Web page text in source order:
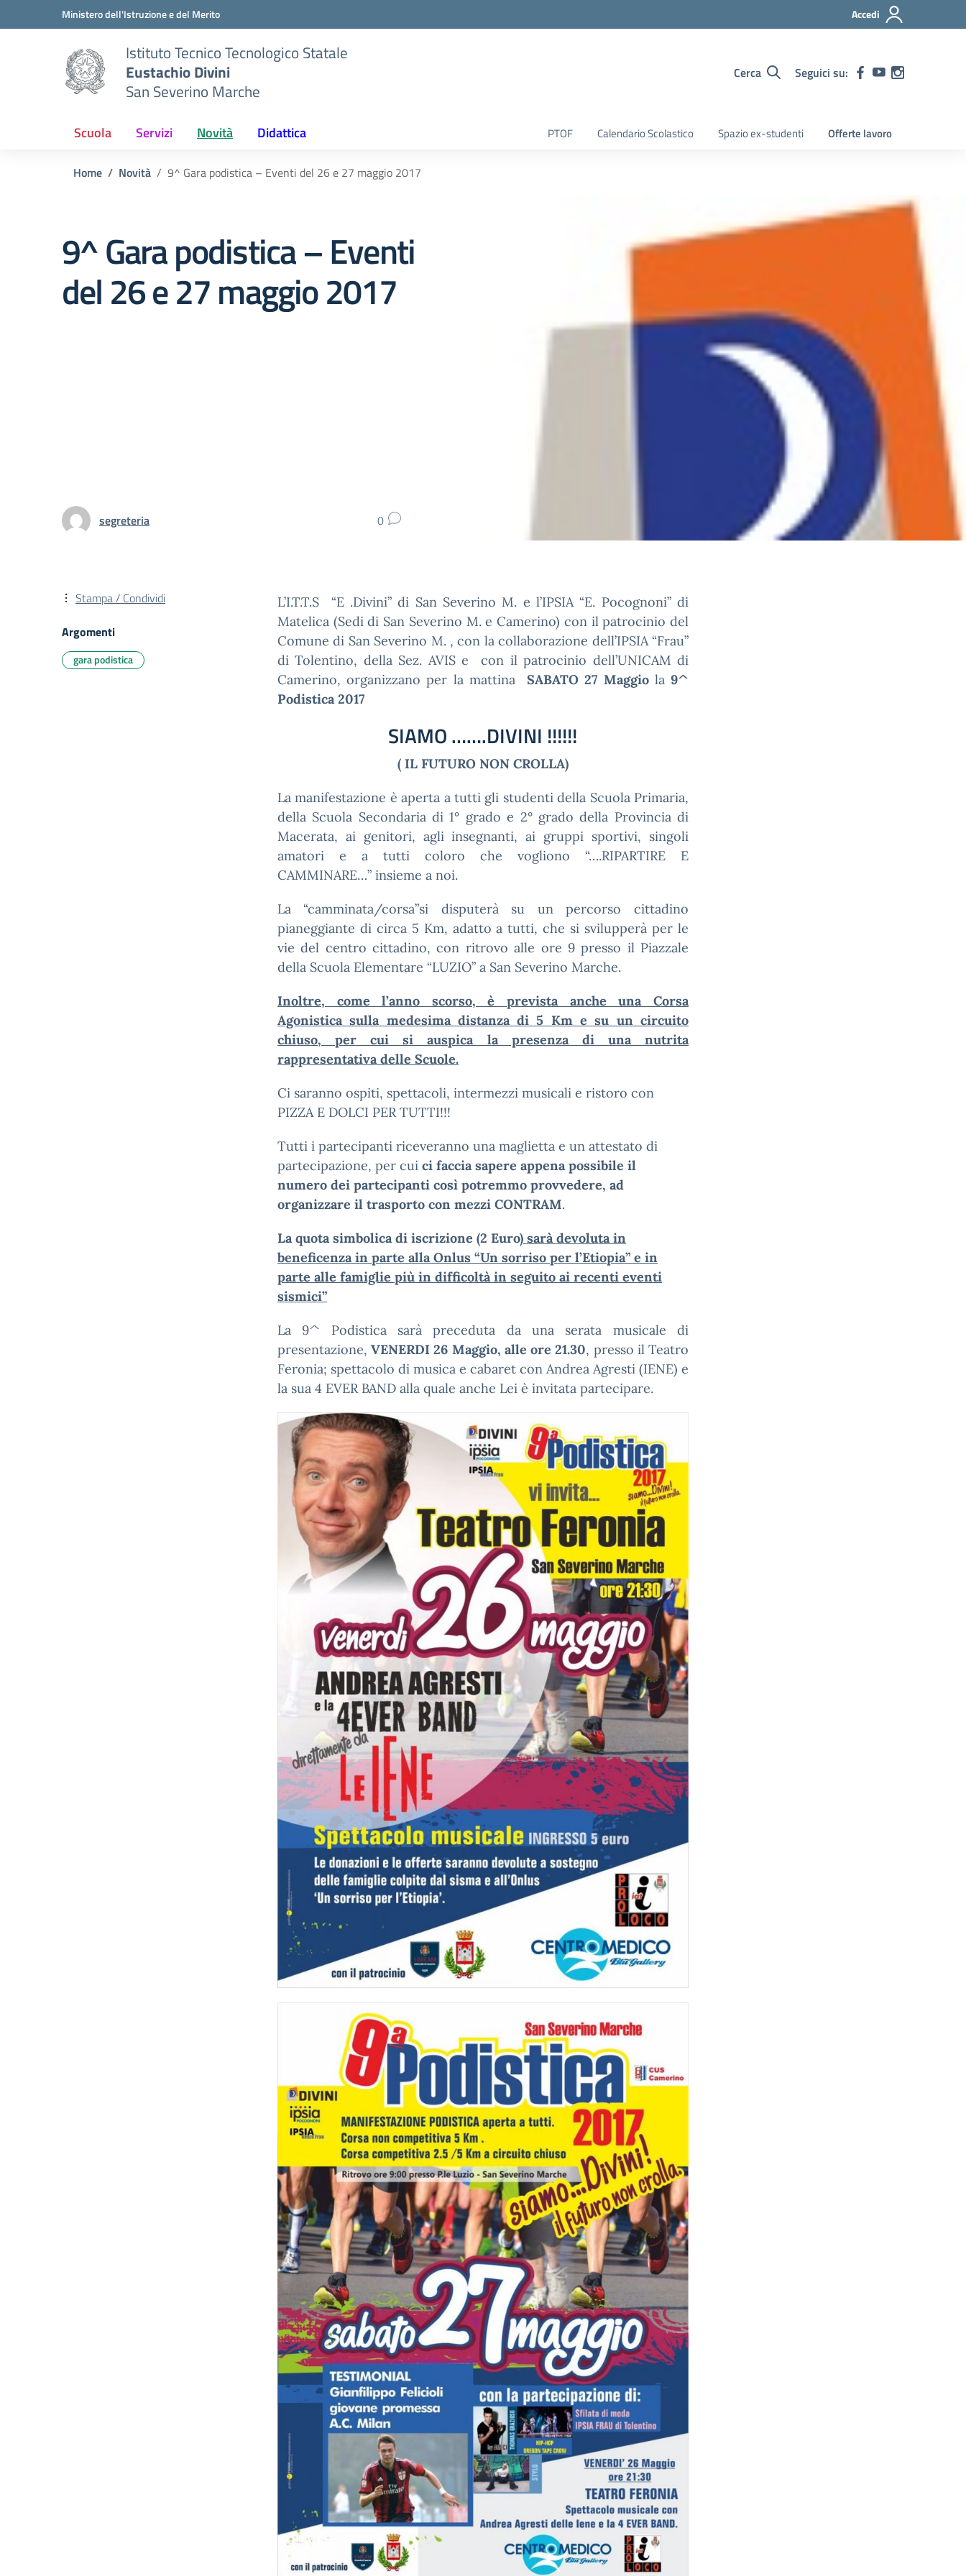
Vai ai contenuti
Vai al menu di navigazioneMinistero dell'Istruzione e del Merito Accedi
Istituto Tecnico Tecnologico Statale
Eustachio Divini
San Severino Marche
Cerca Seguici su:
Scuola Servizi Novità Didattica PTOF Calendario Scolastico Spazio ex-studenti Offerte lavoro
Home Novità 9^ Gara podistica – Eventi del 26 e 27 maggio 2017
9^ Gara podistica – Eventi
del 26 e 27 maggio 2017
segreteria 0
L’I.T.T.S “E .Divini” di San Severino M. e l’IPSIA “E. Pocognoni” di
Matelica (Sedi di San Severino M. e Camerino) con il patrocinio del
Comune di San Severino M. , con la collaborazione dell’IPSIA “Frau”
di Tolentino, della Sez. AVIS e con il patrocinio dell’UNICAM di
Camerino, organizzano per la mattinaSABATO 27 Maggio la9^
Podistica 2017
SIAMO …….DIVINI !!!!!!
( IL FUTURO NON CROLLA)
La manifestazione è aperta a tutti gli studenti della Scuola Primaria,
della Scuola Secondaria di 1° grado e 2° grado della Provincia di
Macerata, ai genitori, agli insegnanti, ai gruppi sportivi, singoli
amatori e a tutti coloro che vogliono “….RIPARTIRE E
CAMMINARE…” insieme a noi.
La “camminata/corsa”si disputerà su un percorso cittadino
pianeggiante di circa 5 Km, adatto a tutti, che si svilupperà per le
vie del centro cittadino, con ritrovo alle ore 9 presso il Piazzale
della Scuola Elementare “LUZIO” a San Severino Marche.
Inoltre, come l’anno scorso, è prevista anche una Corsa
Agonistica sulla medesima distanza di 5 Km e su un circuito
chiuso, per cui si auspica la presenza di una nutrita
rappresentativa delle Scuole.
Ci saranno ospiti, spettacoli, intermezzi musicali e ristoro con
PIZZA E DOLCI PER TUTTI!!!
Tutti i partecipanti riceveranno una maglietta e un attestato di
partecipazione, per cui ci faccia sapere appena possibile il
numero dei partecipanti così potremmo provvedere, ad
organizzare il trasporto con mezzi CONTRAM.
La quota simbolica di iscrizione (2 Euro) sarà devoluta in
beneficenza in parte alla Onlus “Un sorriso per l’Etiopia” e in
parte alle famiglie più in difficoltà in seguito ai recenti eventi
sismici”
La 9^ Podistica sarà preceduta da una serata musicale di
presentazione,VENERDI 26 Maggio, alle ore 21.30, presso il Teatro
Feronia; spettacolo di musica e cabaret con Andrea Agresti (IENE) e
la sua 4 EVER BAND alla quale anche Lei è invitata partecipare.
Stampa / Condividi
Argomenti
gara podistica